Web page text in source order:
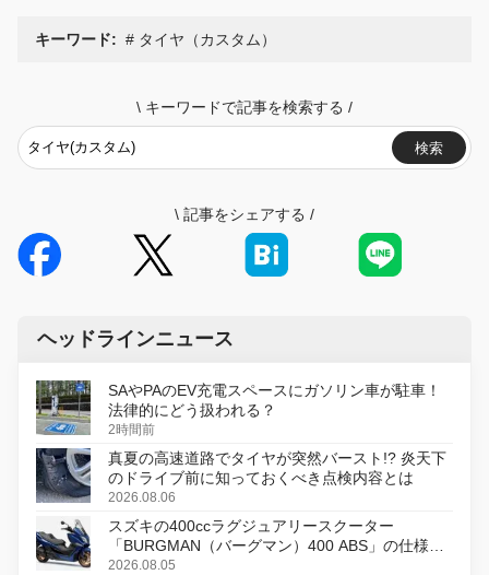
キーワード: タイヤ（カスタム）
\ キーワードで記事を検索する /
検索
\ 記事をシェアする /
ヘッドラインニュース
SAやPAのEV充電スペースにガソリン車が駐車！
法律的にどう扱われる？
2時間前
真夏の高速道路でタイヤが突然バースト!? 炎天下
のドライブ前に知っておくべき点検内容とは
2026.08.06
スズキの400ccラグジュアリースクーター
「BURGMAN（バーグマン）400 ABS」の仕様を
変更し、8月18日に発売
2026.08.05